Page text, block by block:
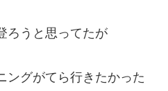
ろうと思ってたが
ングがてら行きたかった